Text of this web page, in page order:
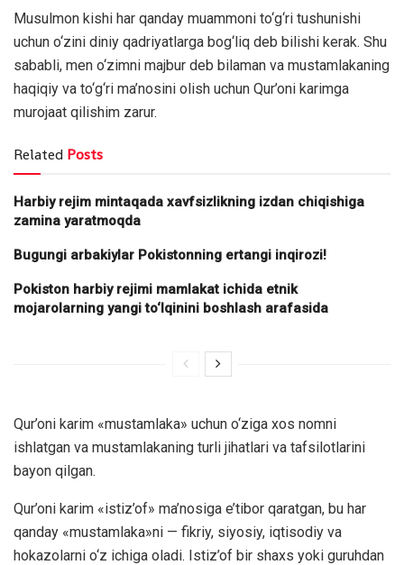
Musulmon kishi har qanday muammoni to‘g‘ri tushunishi
uchun o‘zini diniy qadriyatlarga bog‘liq deb bilishi kerak. Shu
sababli, men o‘zimni majbur deb bilaman va mustamlakaning
haqiqiy va to‘g‘ri ma’nosini olish uchun Qur’oni karimga
murojaat qilishim zarur.
Related Posts
Harbiy rejim mintaqada xavfsizlikning izdan chiqishiga
zamina yaratmoqda
Bugungi arbakiylar Pokistonning ertangi inqirozi!
Pokiston harbiy rejimi mamlakat ichida etnik
mojarolarning yangi to‘lqinini boshlash arafasida
Qur’oni karim «mustamlaka» uchun o‘ziga xos nomni
ishlatgan va mustamlakaning turli jihatlari va tafsilotlarini
bayon qilgan.
Qur’oni karim «istiz’of» ma’nosiga e’tibor qaratgan, bu har
qanday «mustamlaka»ni — fikriy, siyosiy, iqtisodiy va
hokazolarni o‘z ichiga oladi. Istiz’of bir shaxs yoki guruhdan